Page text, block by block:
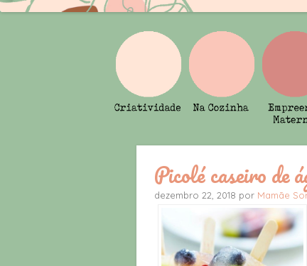
Picolé caseiro de
dezembro 22, 2018 por Mamãe